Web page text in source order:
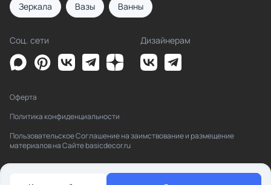
Зеркала Вазы Ванны
Соц. сети Дизайнерам
Оферта
Политика конфиденциальности
Пользовательское Соглашение на заимствование и размещение
материалов на Сайте basicdecor.ru